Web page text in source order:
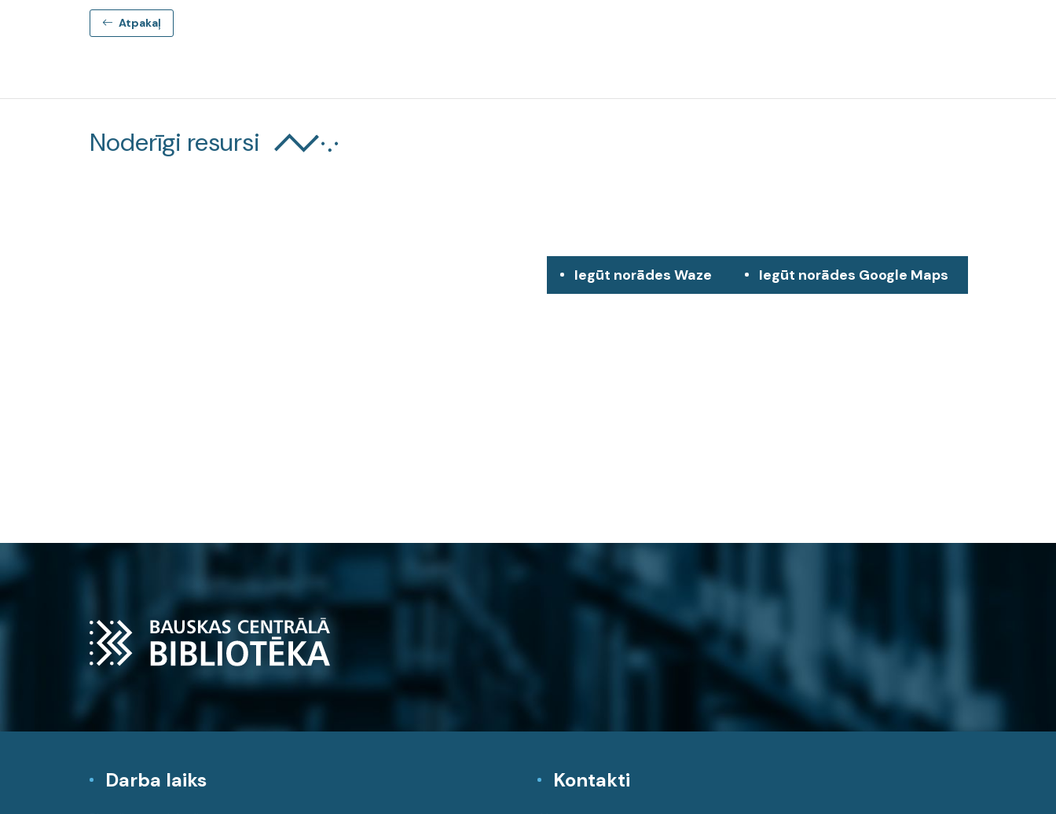
Atpakaļ
Noderīgi resursi
Iegūt norādes Waze Iegūt norādes Google Maps
Darba laiks Kontakti